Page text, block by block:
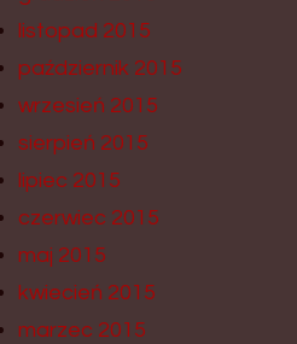
listopad 2015
październik 2015
wrzesień 2015
sierpień 2015
lipiec 2015
czerwiec 2015
maj 2015
kwiecień 2015
marzec 2015